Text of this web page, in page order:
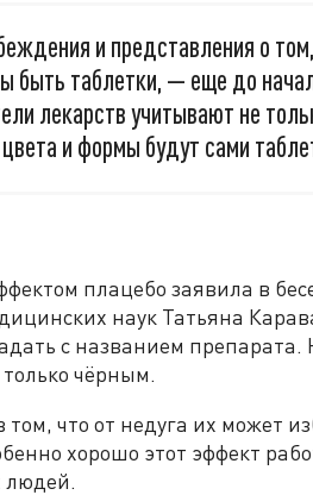
и представления о
быть таблетки, — еще до
лекарств учитывают не
и формы будут сами
плацебо заявила в
наук Татьяна
с названием
чёрным.
что от недуга их может
хорошо этот эффект
людей.